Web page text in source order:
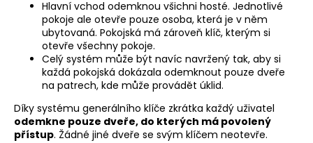
Hlavní vchod odemknou všichni hosté. Jednotlivé
pokoje ale otevře pouze osoba, která je v něm
ubytovaná. Pokojská má zároveň klíč, kterým si
otevře všechny pokoje.
Celý systém může být navíc navržený tak, aby si
každá pokojská dokázala odemknout pouze dveře
na patrech, kde může provádět úklid.
Díky systému generálního klíče zkrátka každý uživatel
odemkne pouze dveře, do kterých má povolený
přístup. Žádné jiné dveře se svým klíčem neotevře.
?